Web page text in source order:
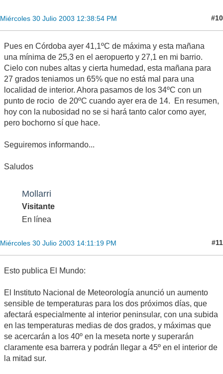
Miércoles 30 Julio 2003 12:38:54 PM #10
Pues en Córdoba ayer 41,1ºC de máxima y esta mañana
una mínima de 25,3 en el aeropuerto y 27,1 en mi barrio.
Cielo con nubes altas y cierta humedad, esta mañana para
27 grados teniamos un 65% que no está mal para una
localidad de interior. Ahora pasamos de los 34ºC con un
punto de rocio de 20ºC cuando ayer era de 14. En resumen,
hoy con la nubosidad no se si hará tanto calor como ayer,
pero bochorno sí que hace.
Seguiremos informando...
Saludos
Mollarri
Visitante
En línea
Miércoles 30 Julio 2003 14:11:19 PM #11
Esto publica El Mundo:
El Instituto Nacional de Meteorología anunció un aumento
sensible de temperaturas para los dos próximos días, que
afectará especialmente al interior peninsular, con una subida
en las temperaturas medias de dos grados, y máximas que
se acercarán a los 40º en la meseta norte y superarán
claramente esa barrera y podrán llegar a 45º en el interior de
la mitad sur.